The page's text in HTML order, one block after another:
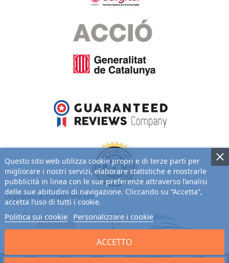
Orgogliosi di collaborare con:
Questo sito web utilizza cookie propri e di terze parti per
migliorare i nostri servizi, elaborare statistiche e mostrarle
pubblicità in linea con le sue preferenze attraverso l’analisi
delle sue abitudini di navigazione. Cliccando su “Accetta”,
accetta l’uso di tutti i cookie.
Politica sui cookie Personalizzare i cookie
ACCETTO